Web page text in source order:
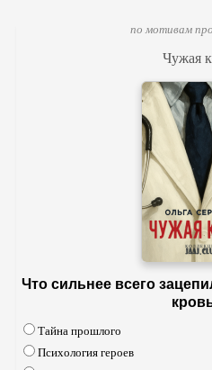
по мотивам
Чужая
Что сильнее всего
Тайна прошлого
Психология героев